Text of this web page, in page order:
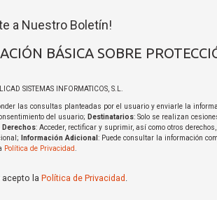
a Nuestro Boletín!
BÁSICA SOBRE
SISTEMAS INFORMATICOS, S.L.
las consultas planteadas por el usuario y enviarle la
del usuario; Destinatarios: Solo se realizan
Derechos: Acceder, rectificar y suprimir, así como otros
Información Adicional : Puede consultar la información
Política de Privacidad.
acepto la Política de Privacidad .